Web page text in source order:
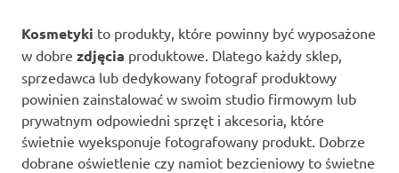
Kosmetyki to produkty, które powinny być wyposażone
w dobre zdjęcia produktowe. Dlatego każdy sklep,
sprzedawca lub dedykowany fotograf produktowy
powinien zainstalować w swoim studio firmowym lub
prywatnym odpowiedni sprzęt i akcesoria, które
świetnie wyeksponuje fotografowany produkt. Dobrze
dobrane oświetlenie czy namiot bezcieniowy to świetne